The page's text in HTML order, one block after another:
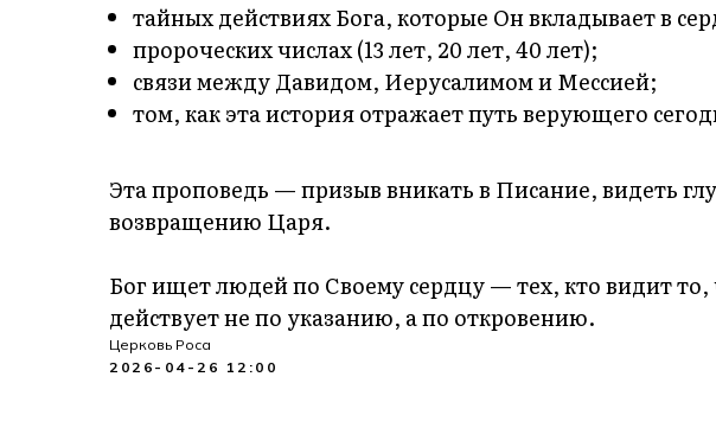
тайных действиях Бога, которые Он вкладывает в
пророческих числах (13 лет, 20 лет, 40 лет);
связи между Давидом, Иерусалимом и Мессией;
том, как эта история отражает путь верующего
Эта проповедь — призыв вникать в Писание, видеть
возвращению Царя.
Бог ищет людей по Своему сердцу — тех, кто видит
действует не по указанию, а по откровению.
Церковь Роса
2026-04-26 12:00